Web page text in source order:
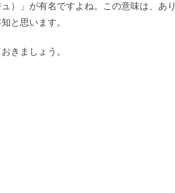
）」が有名ですよね。この意味は、あり
と思います。
きましょう。